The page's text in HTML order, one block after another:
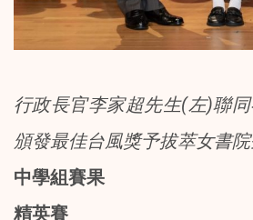
行政長官李家超先生(左)聯
頒發最佳台風獎予拔萃女書
中學組賽果
精英賽